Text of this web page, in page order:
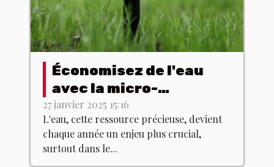
Économisez de l'eau
avec la micro-
irrigation solaire !
27 janvier 2025 15:16
L'eau, cette ressource précieuse, devient
chaque année un enjeu plus crucial,
surtout dans le...